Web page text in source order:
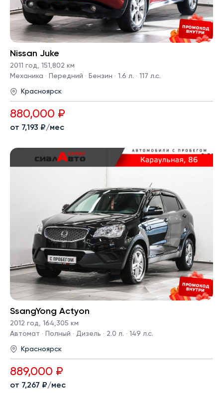
Nissan Juke
2011 год, 151,802 км
Механика · Передний · Бензин · 1.6 л. · 117 л.с.
Красноярск
880,000 ₽
от 7,193 ₽/мес
SsangYong Actyon
2012 год
164,305 км
Автомат · Полный · Дизель · 2.0 л. · 149 л.с.
Красноярск
889,000 ₽
от 7,267 ₽/мес